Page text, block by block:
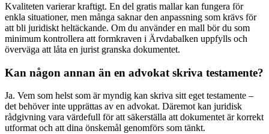
Kvaliteten varierar kraftigt. En del gratis mallar kan fungera för
enkla situationer, men många saknar den anpassning som krävs för
att bli juridiskt heltäckande. Om du använder en mall bör du som
minimum kontrollera att formkraven i Ärvdabalken uppfylls och
överväga att låta en jurist granska dokumentet.
Kan någon annan än en advokat skriva testamente?
Ja. Vem som helst som är myndig kan skriva sitt eget testamente –
det behöver inte upprättas av en advokat. Däremot kan juridisk
rådgivning vara värdefull för att säkerställa att dokumentet är korrekt
utformat och att dina önskemål genomförs som tänkt.